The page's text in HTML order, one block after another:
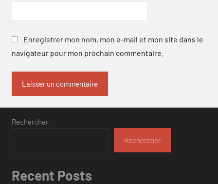
Enregistrer mon nom, mon e-mail et mon site dans le
navigateur pour mon prochain commentaire.
Rechercher
Rechercher
Recent Posts